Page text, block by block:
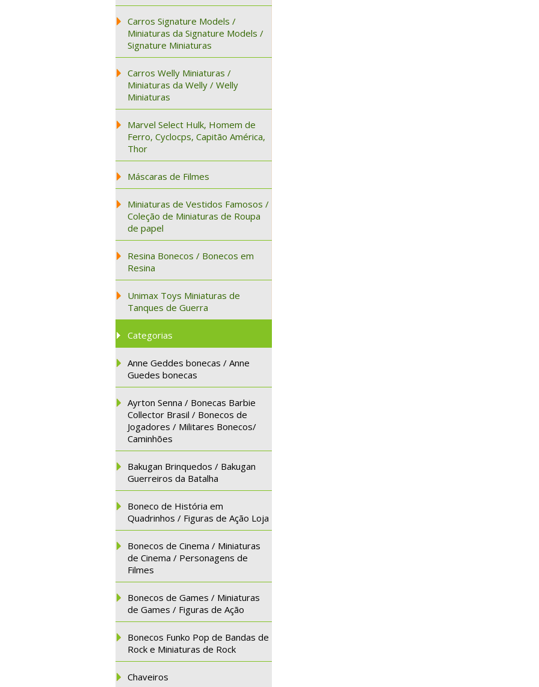
Carros Signature Models /
Miniaturas da Signature Models /
Signature Miniaturas
Carros Welly Miniaturas /
Miniaturas da Welly / Welly
Miniaturas
Marvel Select Hulk, Homem de
Ferro, Cyclocps, Capitão América,
Thor
Máscaras de Filmes
Miniaturas de Vestidos Famosos /
Coleção de Miniaturas de Roupa
de papel
Resina Bonecos / Bonecos em
Resina
Unimax Toys Miniaturas de
Tanques de Guerra
Categorias
Anne Geddes bonecas / Anne
Guedes bonecas
Ayrton Senna / Bonecas Barbie
Collector Brasil / Bonecos de
Jogadores / Militares Bonecos/
Caminhões
Bakugan Brinquedos / Bakugan
Guerreiros da Batalha
Boneco de História em
Quadrinhos / Figuras de Ação Loja
Bonecos de Cinema / Miniaturas
de Cinema / Personagens de
Filmes
Bonecos de Games / Miniaturas
de Games / Figuras de Ação
Bonecos Funko Pop de Bandas de
Rock e Miniaturas de Rock
Chaveiros